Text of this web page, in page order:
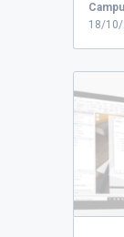
18/